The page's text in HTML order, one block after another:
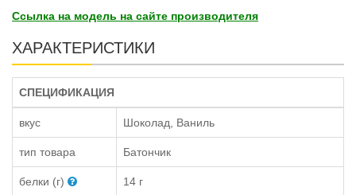
Ссылка на модель на сайте производителя
ХАРАКТЕРИСТИКИ
СПЕЦИФИКАЦИЯ
вкус Шоколад, Ваниль
тип товара Батончик
белки (г) 14 г